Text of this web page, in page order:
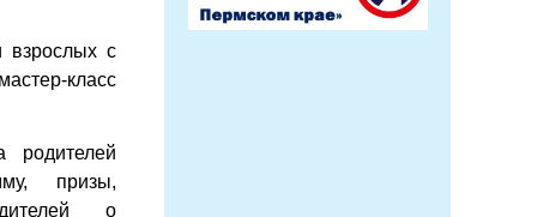
взрослых с
класс
родителей
призы,
о